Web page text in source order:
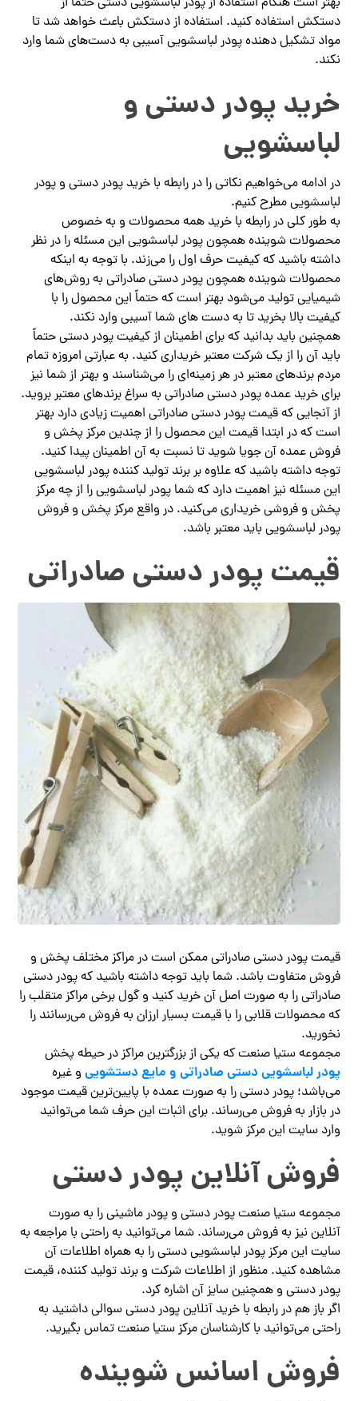
دستکش استفاده کنید. استفاده از دستکش باعث خواهد شد تا
مواد تشکیل دهنده پودر لباسشویی آسیبی به دست‌های شما وارد
نکند.
خرید پودر دستی و
لباسشویی
در ادامه می‌خواهیم نکاتی را در رابطه با خرید پودر دستی و پودر
لباسشویی مطرح کنیم.
به طور کلی در رابطه با خرید همه محصولات و به خصوص
محصولات شوینده همچون پودر لباسشویی این مسئله را در نظر
داشته باشید که کیفیت حرف اول را می‌زند. با توجه به اینکه
محصولات شوینده همچون پودر دستی صادراتی به روش‌های
شیمیایی تولید می‌شود بهتر است که حتماً این محصول را با
کیفیت بالا بخرید تا به دست‌ های شما آسیبی وارد نکند.
همچنین باید بدانید که برای اطمینان از کیفیت پودر دستی حتماً
باید آن را از یک شرکت معتبر خریداری کنید. به عبارتی امروزه تمام
مردم برندهای معتبر در هر زمینه‌ای را می‌شناسند و بهتر از شما نیز
برای خرید عمده پودر دستی صادراتی به سراغ برندهای معتبر بروید.
از آنجایی که قیمت پودر دستی صادراتی اهمیت زیادی دارد بهتر
است که در ابتدا قیمت این محصول را از چندین مرکز پخش و
فروش عمده آن جویا شوید تا نسبت به آن اطمینان پیدا کنید.
توجه داشته باشید که علاوه بر برند تولید کننده پودر لباسشویی
این مسئله نیز اهمیت دارد که شما پودر لباسشویی را از چه مرکز
پخش و فروشی خریداری می‌کنید. در واقع مرکز پخش و فروش
پودر لباسشویی باید معتبر باشد.
قیمت پودر دستی صادراتی
قیمت پودر دستی صادراتی ممکن است در مراکز مختلف پخش و
فروش متفاوت باشد. شما باید توجه داشته باشید که پودر دستی
صادراتی را به صورت اصل آن خرید کنید و گول برخی مراکز متقلب را
که محصولات قلابی را با قیمت بسیار ارزان به فروش می‌رسانند را
نخورید.
مجموعه ستیا صنعت که یکی از بزرگترین مراکز در حیطه پخش
پودر لباسشویی دستی صادراتی و مایع دستشویی و غیره
می‌باشد؛ پودر دستی را به صورت عمده با پایین‌ترین قیمت موجود
در بازار به فروش می‌رساند. برای اثبات این حرف شما می‌توانید
وارد سایت این مرکز شوید.
فروش آنلاین پودر دستی
مجموعه ستیا صنعت پودر دستی و پودر ماشینی را به صورت
آنلاین نیز به فروش می‌رساند. شما می‌توانید به راحتی با مراجعه به
سایت این مرکز پودر لباسشویی دستی را به همراه اطلاعات آن
مشاهده کنید. منظور از اطلاعات شرکت و برند تولید کننده، قیمت
پودر دستی و همچنین سایز آن اشاره کرد.
اگر باز هم در رابطه با خرید آنلاین پودر دستی سوالی داشتید به
راحتی می‌توانید با کارشناسان مرکز ستیا صنعت تماس بگیرید.
فروش اسانس شوینده